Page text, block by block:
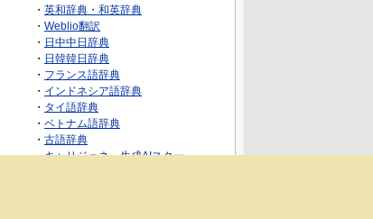
・ 英和辞典・和英辞典
・ Weblio翻訳
・ 日中中日辞典
・ 日韓韓日辞典
・ フランス語辞典
・ インドネシア語辞典
・ タイ語辞典
・ ベトナム語辞典
・ 古語辞典
・キャリジェネ～生成AIスクー